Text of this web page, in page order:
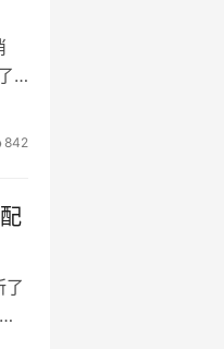
842
了